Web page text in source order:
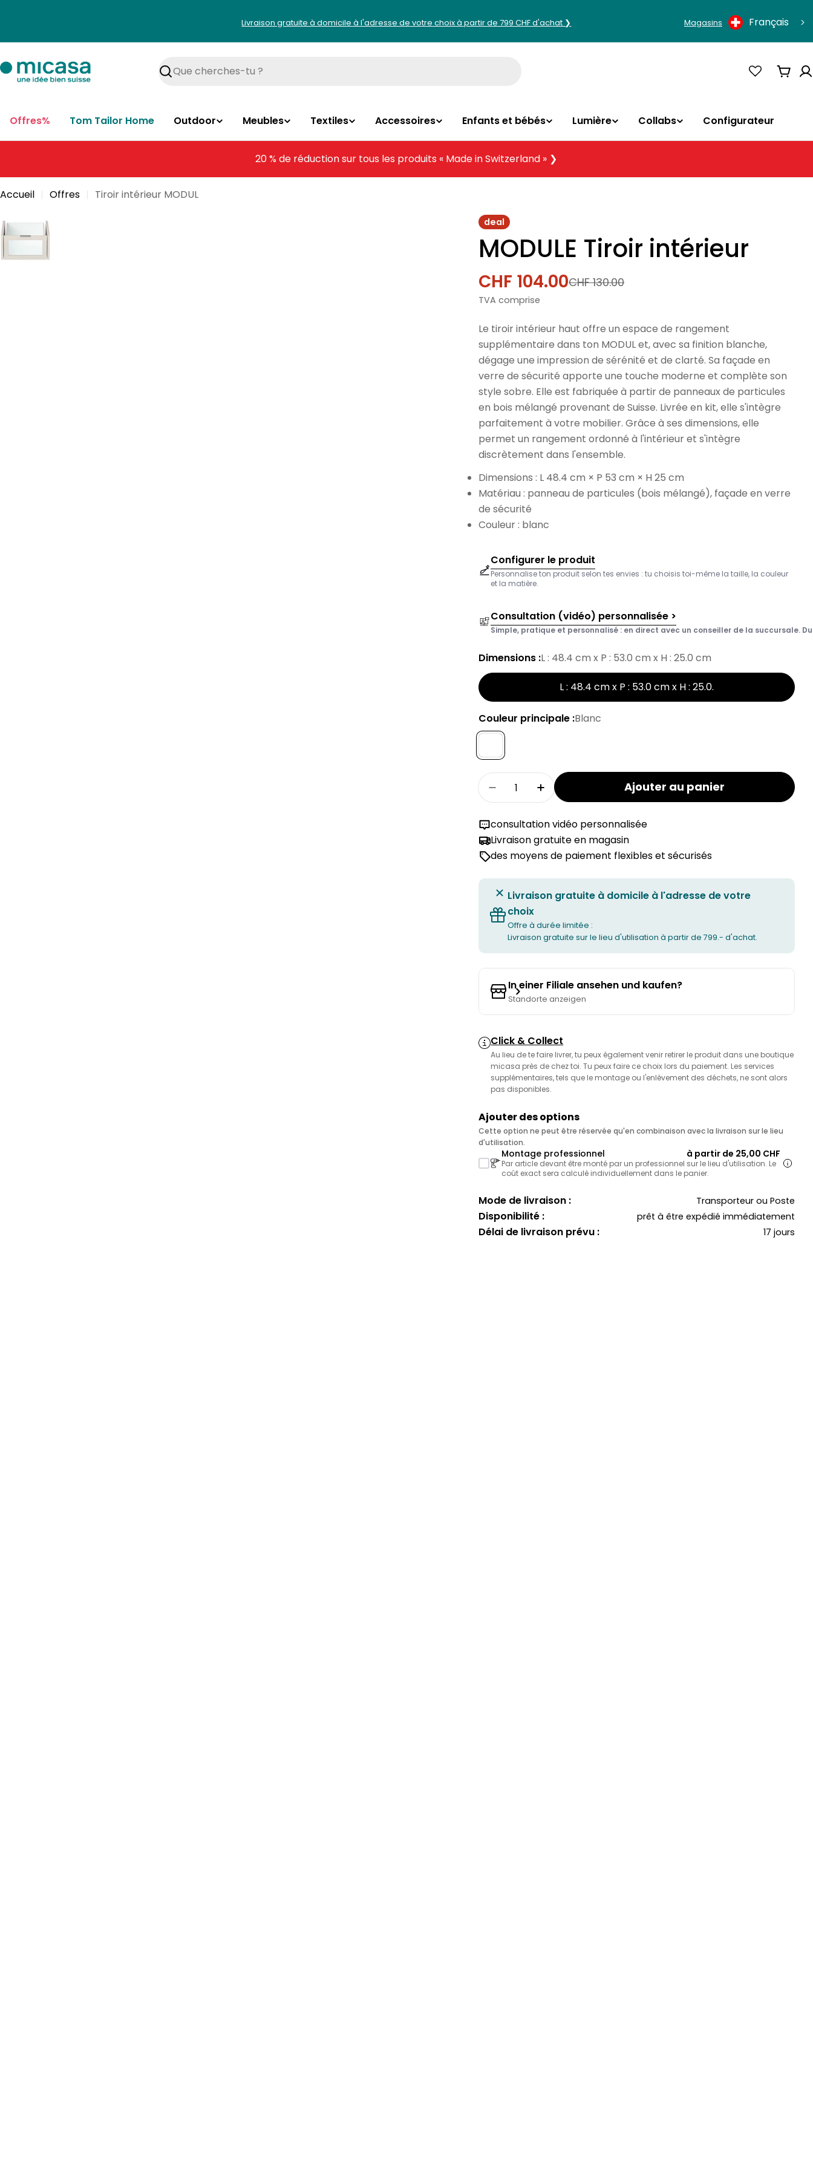
Livraison gratuite à domicile à l'adresse de votre choix à partir de 799 CHF d'achat ❯ Magasins Français
Rechercher Panier
Offres% Tom Tailor Home Outdoor Meubles Textiles Accessoires Enfants et bébés Lumière Collabs Configurateur
20 % de réduction sur tous les produits « Made in Switzerland » ❯
Accueil Offres Tiroir intérieur MODUL
deal
MODULE Tiroir intérieur
Prix
de
vente
CHF 104.00
Prix
normal
CHF 130.00
TVA comprise
Le tiroir intérieur haut offre un espace de rangement
supplémentaire dans ton MODUL et, avec sa finition blanche,
dégage une impression de sérénité et de clarté. Sa façade en
verre de sécurité apporte une touche moderne et complète son
style sobre. Elle est fabriquée à partir de panneaux de particules
en bois mélangé provenant de Suisse. Livrée en kit, elle s'intègre
parfaitement à votre mobilier. Grâce à ses dimensions, elle
permet un rangement ordonné à l'intérieur et s'intègre
discrètement dans l'ensemble.
Dimensions : L 48.4 cm × P 53 cm × H 25 cm
Matériau : panneau de particules (bois mélangé), façade en verre
de sécurité
Couleur : blanc
Configurer le produit
Personnalise ton produit selon tes envies : tu choisis toi-même la taille, la couleur
et la matière.
Consultation (vidéo) personnalisée >
Simple, pratique et personnalisé : en direct avec un conseiller de la succursale. Du
Dimensions :L : 48.4 cm x P : 53.0 cm x H : 25.0 cm
L : 48.4 cm x P : 53.0 cm x H : 25.0.
Couleur principale :Blanc
Quantité
Réduire la quantité pour le tiroir intérieur MODUL
Augmenter la quantité pour le tiroir intérieur
Ajouter au panier
consultation vidéo personnalisée
Livraison gratuite en magasin
des moyens de paiement flexibles et sécurisés
Livraison gratuite à domicile à l'adresse de votre
choix
Offre à durée limitée :
Livraison gratuite sur le lieu d'utilisation à partir de 799.- d'achat.
In einer Filiale ansehen und kaufen?
Standorte anzeigen
Click & Collect
Au lieu de te faire livrer, tu peux également venir retirer le produit dans une boutique
micasa près de chez toi. Tu peux faire ce choix lors du paiement. Les services
supplémentaires, tels que le montage ou l'enlèvement des déchets, ne sont alors
pas disponibles.
Ajouter des options
Cette option ne peut être réservée qu'en combinaison avec la livraison sur le lieu
d'utilisation.
Montage professionnel à partir de 25,00 CHF
Par article devant être monté par un professionnel sur le lieu d'utilisation. Le
coût exact sera calculé individuellement dans le panier.
Mode de livraison : Transporteur ou Poste
Disponibilité : prêt à être expédié immédiatement
Délai de livraison prévu : 17 jours